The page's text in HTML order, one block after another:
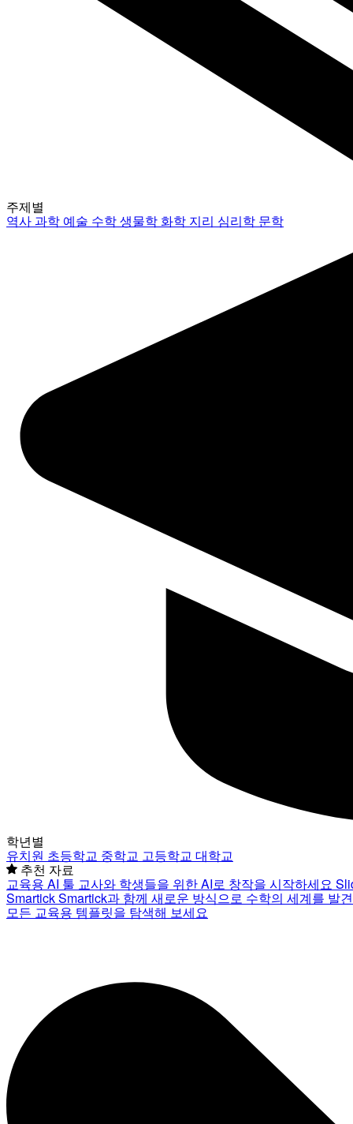
주제별
역사과학 예술 수학생물학 화학 지리 심리학 문학
학년별
유치원 초등학교 중학교 고등학교 대학교
추천 자료
교육용 AI 툴 교사와 학생들을 위한 AI로 창작을 시작하세요
SmartickSmartick과 함께 새로운 방식으로 수학의 세계를 발
모든 교육용 템플릿을 탐색해 보세요